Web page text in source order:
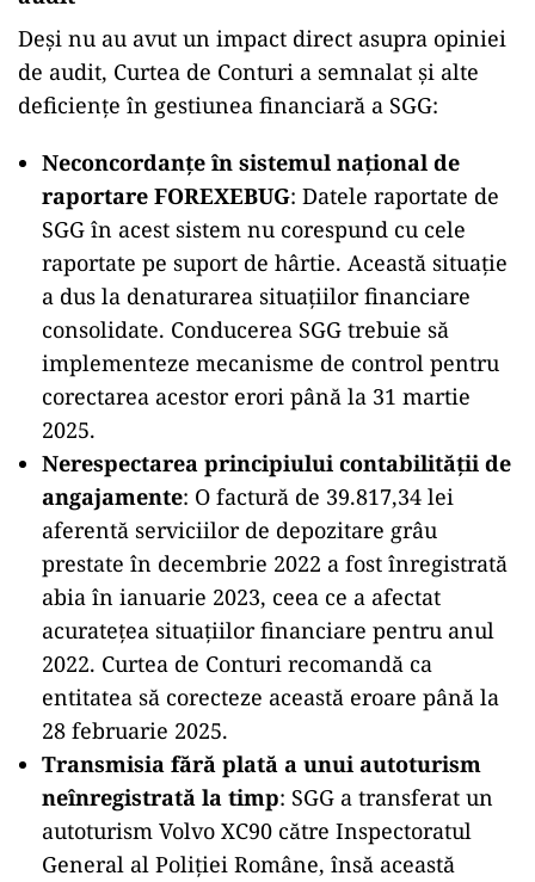
Deși nu au avut un impact direct asupra opiniei
de audit, Curtea de Conturi a semnalat și alte
deficiențe în gestiunea financiară a SGG:
Neconcordanțe în sistemul național de
raportare FOREXEBUG: Datele raportate de
SGG în acest sistem nu corespund cu cele
raportate pe suport de hârtie. Această situație
a dus la denaturarea situațiilor financiare
consolidate. Conducerea SGG trebuie să
implementeze mecanisme de control pentru
corectarea acestor erori până la 31 martie
2025.
Nerespectarea principiului contabilității de
angajamente: O factură de 39.817,34 lei
aferentă serviciilor de depozitare grâu
prestate în decembrie 2022 a fost înregistrată
abia în ianuarie 2023, ceea ce a afectat
acuratețea situațiilor financiare pentru anul
2022. Curtea de Conturi recomandă ca
entitatea să corecteze această eroare până la
28 februarie 2025.
Transmisia fără plată a unui autoturism
neînregistrată la timp: SGG a transferat un
autoturism Volvo XC90 către Inspectoratul
General al Poliției Române, însă această